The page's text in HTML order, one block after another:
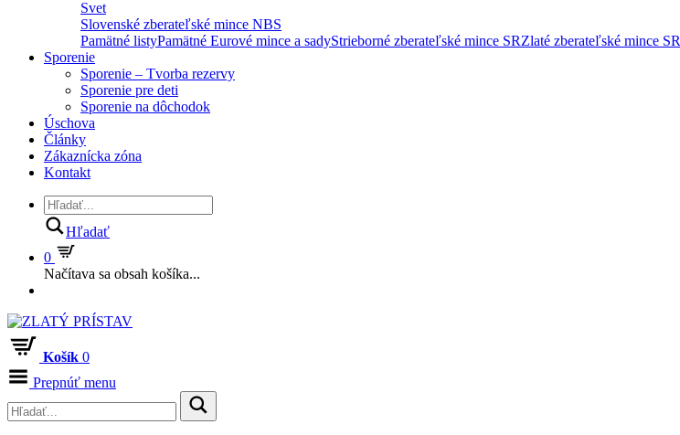
Svet
Slovenské zberateľské mince NBS
Pamätné listyPamätné Eurové mince a sadyStrieborné zberateľské mince SRZlaté zberateľské mince SR
Sporenie
Sporenie – Tvorba rezervy
Sporenie pre deti
Sporenie na dôchodok
Úschova
Články
Zákaznícka zóna
Kontakt
Hľadať
0
Načítava sa obsah košíka...
Košík 0
Prepnúť menu